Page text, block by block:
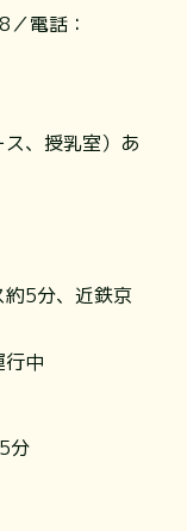
電話：
、授乳室）あ
5分、近鉄京
中
分